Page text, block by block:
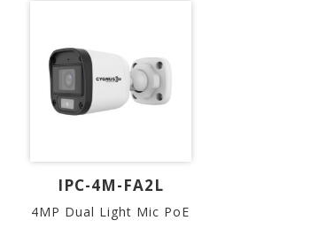
IPC-4M-FA2L
4MP Dual Light Mic PoE